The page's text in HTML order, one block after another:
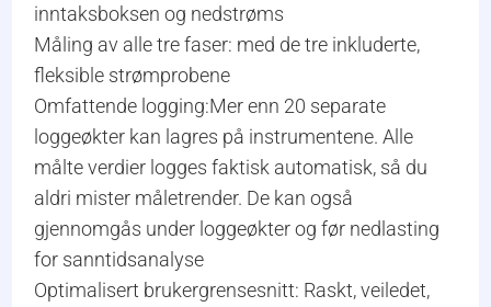
inntaksboksen og nedstrøms
Måling av alle tre faser: med de tre inkluderte,
fleksible strømprobene
Omfattende logging:Mer enn 20 separate
loggeøkter kan lagres på instrumentene. Alle
målte verdier logges faktisk automatisk, så du
aldri mister måletrender. De kan også
gjennomgås under loggeøkter og før nedlasting
for sanntidsanalyse
Optimalisert brukergrensesnitt: Raskt, veiledet,